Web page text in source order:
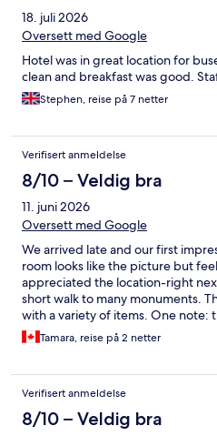
18. juli 2026
Oversett med Google
Hotel was in great location for
clean and breakfast was good.
Stephen, reise på 7 netter
Verifisert anmeldelse
8/10 – Veldig bra
11. juni 2026
Oversett med Google
We arrived late and our first
room looks like the picture but
appreciated the location-right
short walk to many monuments.
with a variety of items. One note:
stop outside the hotel to get to
closed.
Tamara, reise på 2 netter
Verifisert anmeldelse
8/10 – Veldig bra